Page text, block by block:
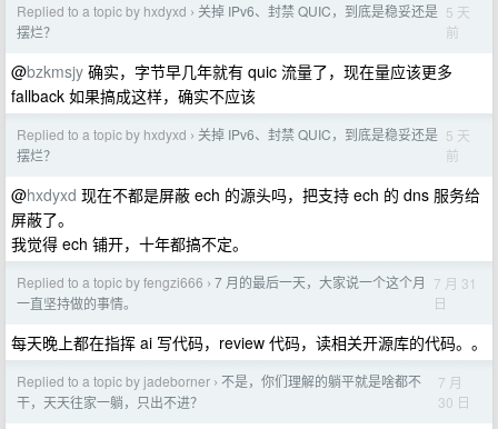
Replied to a topic by hxdyxd › 关掉 IPv6、封禁 QUIC，到底是稳妥还是
摆烂？
5 天
前
@bzkmsjy 确实，字节早几年就有 quic 流量了，现在量应该更多
fallback 如果搞成这样，确实不应该
Replied to a topic by hxdyxd › 关掉 IPv6、封禁 QUIC，到底是稳妥还是
摆烂？
5 天
前
@hxdyxd 现在不都是屏蔽 ech 的源头吗，把支持 ech 的 dns 服务给
屏蔽了。
我觉得 ech 铺开，十年都搞不定。
Replied to a topic by fengzi666 › 7 月的最后一天，大家说一个这个月
一直坚持做的事情。
7 月 31
日
每天晚上都在指挥 ai 写代码，review 代码，读相关开源库的代码。。
Replied to a topic by jadeborner › 不是，你们理解的躺平就是啥都不
干，天天往家一躺，只出不进？
7 月
30 日